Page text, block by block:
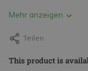
Mehr anzeigen
Teilen
This product is